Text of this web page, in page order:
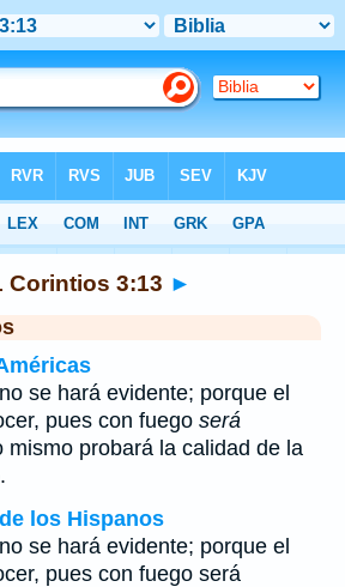
Corintios 3:13 ►
se hará evidente; porque el
pues con fuego será
mismo probará la calidad de la
los Hispanos
se hará evidente; porque el
pues con fuego será